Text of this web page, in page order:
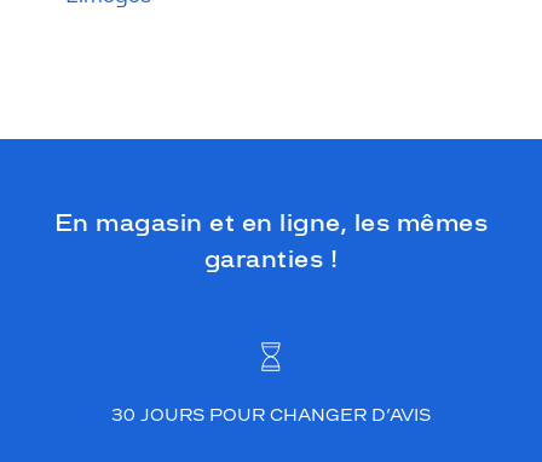
En magasin et en ligne, les mêmes
garanties !
30 JOURS POUR CHANGER D’AVIS